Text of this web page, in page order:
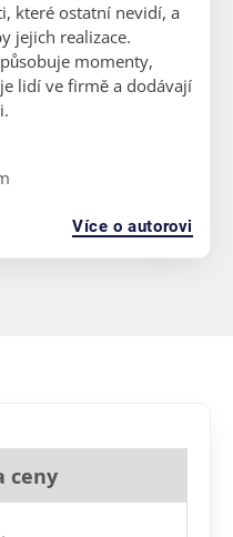
které ostatní nevidí, a
jejich realizace.
momenty,
lidí ve firmě a dodávají
Více o autorovi
ceny